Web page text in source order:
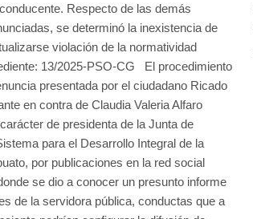
Respecto de las demás
se determinó la inexistencia de
violación de la normatividad
13/2025-PSO-CG El procedimiento
presentada por el ciudadano Ricado
en contra de Claudia Valeria Alfaro
de presidenta de la Junta de
para el Desarrollo Integral de la
por publicaciones en la red social
se dio a conocer un presunto informe
de la servidora pública, conductas que a